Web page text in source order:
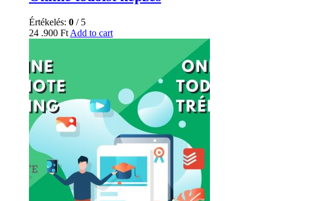
Értékelés: 0 / 5
24 .900 Ft Add to cart